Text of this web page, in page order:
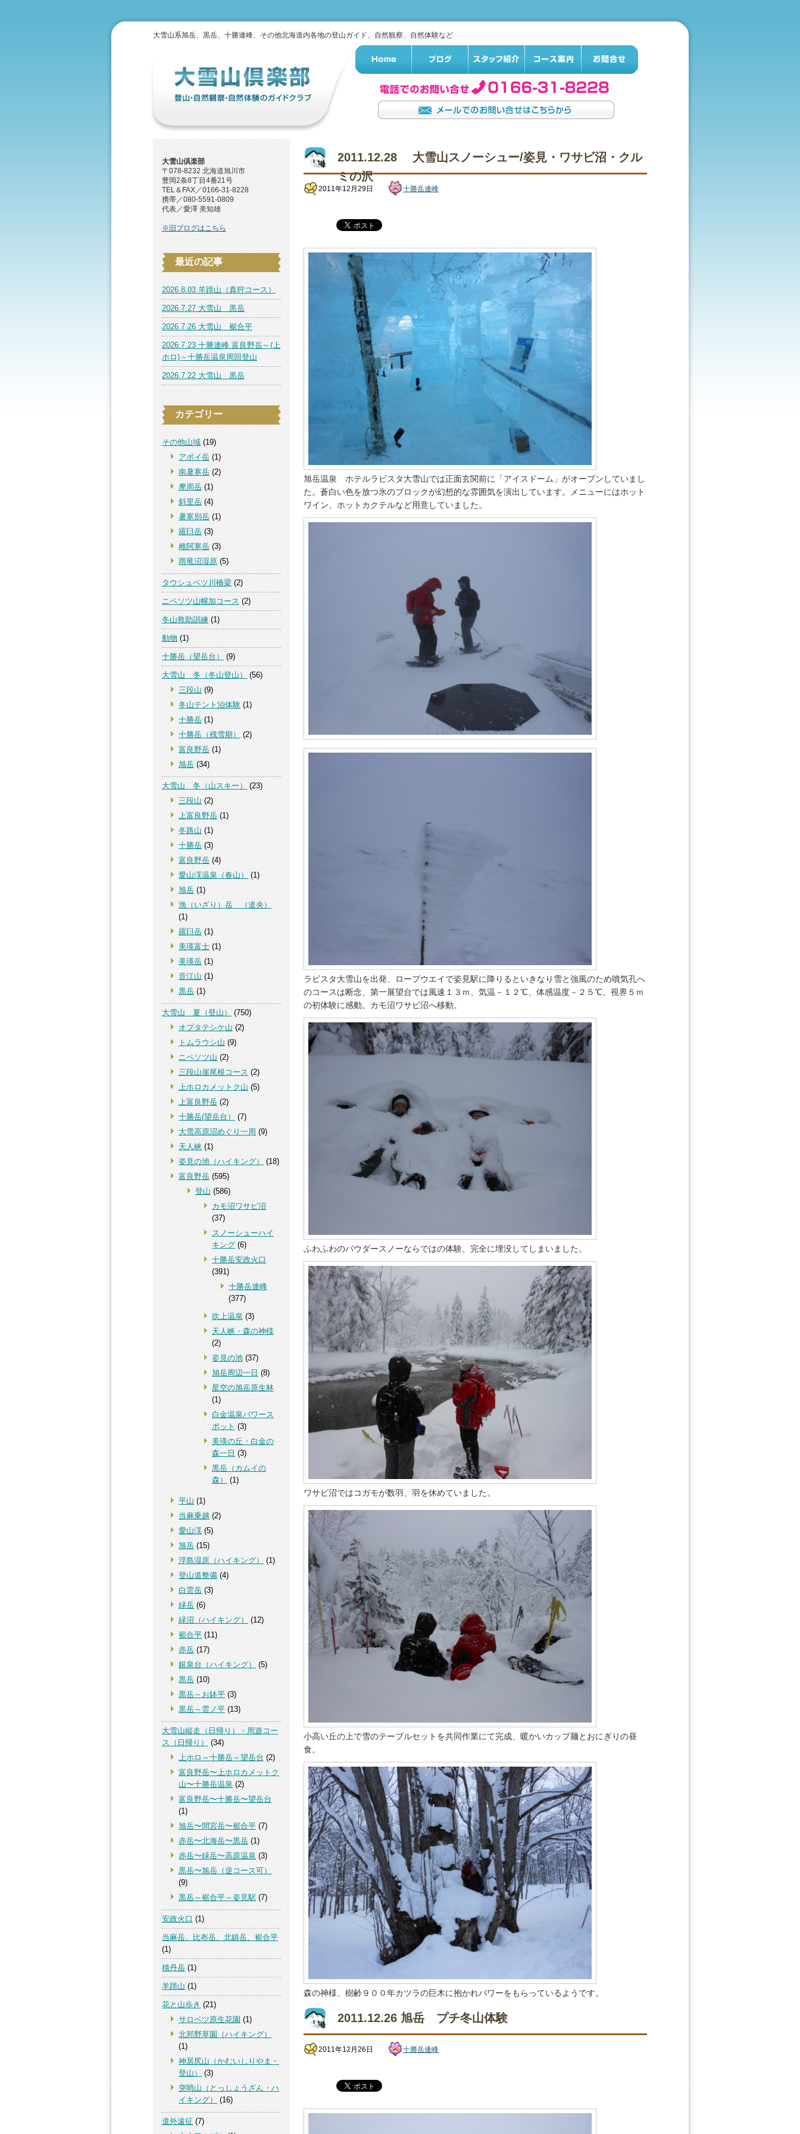
大雪山系旭岳、黒岳、十勝連峰、その他北海道内各地の登山ガイド、自然観察、自然体験など
大雪山倶楽部
〒078-8232 北海道旭川市
豊岡2条8丁目4番21号
TEL＆FAX／0166-31-8228
携帯／080-5591-0809
代表／愛澤 美知雄
※旧ブログはこちら
最近の記事
2026.8.03 羊蹄山（真狩コース）
2026.7.27 大雪山 黒岳
2026.7.26 大雪山 裾合平
2026.7.23 十勝連峰 富良野岳～(上
ホロ)～十勝岳温泉周回登山
2026.7.22 大雪山 黒岳
カテゴリー
その他山域(19)
アポイ岳(1)
南暑寒岳(2)
摩周岳(1)
斜里岳(4)
暑寒別岳(1)
羅臼岳(3)
雌阿寒岳(3)
雨竜沼湿原(5)
タウシュベツ川橋梁(2)
ニペソツ山幌加コース(2)
冬山救助訓練(1)
動物(1)
十勝岳（望岳台）(9)
大雪山 冬（冬山登山）(56)
三段山(9)
冬山テント泊体験(1)
十勝岳(1)
十勝岳（残雪期）(2)
富良野岳(1)
旭岳(34)
大雪山 冬（山スキー）(23)
三段山(2)
上富良野岳(1)
冬路山(1)
十勝岳(3)
富良野岳(4)
愛山渓温泉（春山）(1)
旭岳(1)
漁（いざり）岳 （道央）
(1)
羅臼岳(1)
美瑛富士(1)
美瑛岳(1)
音江山(1)
黒岳(1)
大雪山 夏（登山）(750)
オプタテシケ山(2)
トムラウシ山(9)
ニペソツ山(2)
三段山崖尾根コース(2)
上ホロカメットク山(5)
上富良野岳(2)
十勝岳(望岳台）(7)
大雪高原沼めぐり一周(9)
天人峡(1)
姿見の池（ハイキング）(18)
富良野岳(595)
登山(586)
カモ沼ワサビ沼
(37)
スノーシューハイ
キング(6)
十勝岳安政火口
(391)
十勝岳連峰
(377)
吹上温泉(3)
天人峡・森の神様
(2)
姿見の池(37)
旭岳周辺一日(8)
星空の旭岳原生林
(1)
白金温泉パワース
ポット(3)
美瑛の丘・白金の
森一日(3)
黒岳（カムイの
森）(1)
平山(1)
当麻乗越(2)
愛山渓(5)
旭岳(15)
浮島湿原（ハイキング）(1)
登山道整備(4)
白雲岳(3)
緑岳(6)
緑沼（ハイキング）(12)
裾合平(11)
赤岳(17)
銀泉台（ハイキング）(5)
黒岳(10)
黒岳～お鉢平(3)
黒岳～雲ノ平(13)
大雪山縦走（日帰り）・周遊コー
ス（日帰り）(34)
上ホロ～十勝岳～望岳台(2)
富良野岳〜上ホロカメットク
山〜十勝岳温泉(2)
富良野岳〜十勝岳〜望岳台
(1)
旭岳〜間宮岳〜裾合平(7)
赤岳〜北海岳〜黒岳(1)
赤岳〜緑岳〜高原温泉(3)
黒岳〜旭岳（逆コース可）
(9)
黒岳～裾合平～姿見駅(7)
安政火口(1)
当麻岳、比布岳、北鎮岳、裾合平
(1)
積丹岳(1)
羊蹄山(1)
花と山歩き(21)
サロベツ原生花園(1)
北邦野草園（ハイキング）
(1)
神居尻山（かむいしりやま・
登山）(3)
突哨山（とっしょうざん・ハ
イキング）(16)
道外遠征(7)
2011.12.28 大雪山スノーシュー/姿見・ワサビ沼・クル
ミの沢
2011年12月29日 十勝岳連峰
旭岳温泉 ホテルラビスタ大雪山では正面玄関前に「アイスドーム」がオープンしていまし
た。蒼白い色を放つ氷のブロックが幻想的な雰囲気を演出しています。メニューにはホット
ワイン、ホットカクテルなど用意していました。
ラビスタ大雪山を出発、ロープウエイで姿見駅に降りるといきなり雪と強風のため噴気孔へ
のコースは断念、第一展望台では風速１３ｍ、気温－１２℃、体感温度－２５℃、視界５ｍ
の初体験に感動。カモ沼ワサビ沼へ移動。
ふわふわのパウダースノーならではの体験、完全に埋没してしまいました。
ワサビ沼ではコガモが数羽、羽を休めていました。
小高い丘の上で雪のテーブルセットを共同作業にて完成、暖かいカップ麺とおにぎりの昼
食。
森の神様、樹齢９００年カツラの巨木に抱かれパワーをもらっているようです。
2011.12.26 旭岳 プチ冬山体験
2011年12月26日 十勝岳連峰